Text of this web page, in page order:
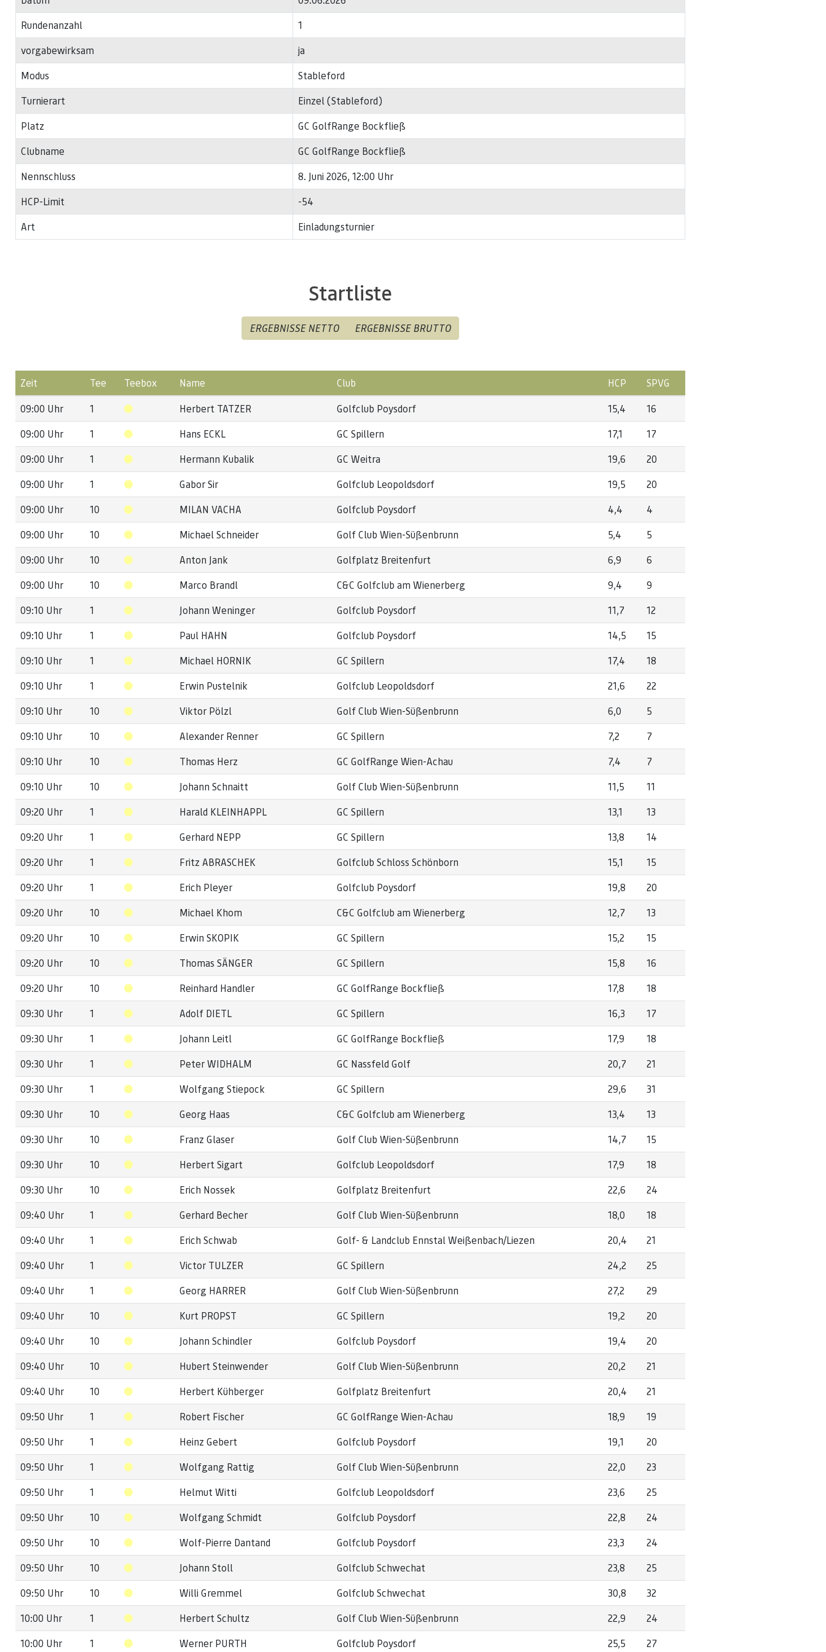
Rundenanzahl
1
vorgabewirksam
ja
Modus
Stableford
Turnierart
Einzel (Stableford)
Platz
GC GolfRange Bockfließ
Clubname
GC GolfRange Bockfließ
Nennschluss
8. Juni 2026, 12:00 Uhr
HCP-Limit
-54
Art
Einladungsturnier
Startliste
ERGEBNISSE NETTO ERGEBNISSE BRUTTO
Zeit Tee Teebox Name Club HCP
SPVG
09:00 Uhr
1 Herbert TATZER Golfclub Poysdorf 15,4
16
09:00 Uhr
1 Hans ECKL GC Spillern 17,1
17
09:00 Uhr
1 Hermann Kubalik GC Weitra 19,6
20
09:00 Uhr
1 Gabor Sir Golfclub Leopoldsdorf 19,5
20
09:00 Uhr
10 MILAN VACHA Golfclub Poysdorf 4,4
4
09:00 Uhr
10 Michael Schneider Golf Club Wien-Süßenbrunn 5,4
5
09:00 Uhr
10 Anton Jank Golfplatz Breitenfurt 6,9
6
09:00 Uhr
10 Marco Brandl C&C Golfclub am Wienerberg 9,4
9
09:10 Uhr
1 Johann Weninger Golfclub Poysdorf 11,7
12
09:10 Uhr
1 Paul HAHN Golfclub Poysdorf 14,5
15
09:10 Uhr
1 Michael HORNIK GC Spillern 17,4
18
09:10 Uhr
1 Erwin Pustelnik Golfclub Leopoldsdorf 21,6
22
09:10 Uhr
10 Viktor Pölzl Golf Club Wien-Süßenbrunn 6,0
5
09:10 Uhr
10 Alexander Renner GC Spillern 7,2
7
09:10 Uhr
10 Thomas Herz GC GolfRange Wien-Achau 7,4
7
09:10 Uhr
10 Johann Schnaitt Golf Club Wien-Süßenbrunn 11,5
11
09:20 Uhr
1 Harald KLEINHAPPL GC Spillern 13,1
13
09:20 Uhr
1 Gerhard NEPP GC Spillern 13,8
14
09:20 Uhr
1 Fritz ABRASCHEK Golfclub Schloss Schönborn 15,1
15
09:20 Uhr
1 Erich Pleyer Golfclub Poysdorf 19,8
20
09:20 Uhr
10 Michael Khom C&C Golfclub am Wienerberg 12,7
13
09:20 Uhr
10 Erwin SKOPIK GC Spillern 15,2
15
09:20 Uhr
10 Thomas SÄNGER GC Spillern 15,8
16
09:20 Uhr
10 Reinhard Handler GC GolfRange Bockfließ 17,8
18
09:30 Uhr
1 Adolf DIETL GC Spillern 16,3
17
09:30 Uhr
1 Johann Leitl GC GolfRange Bockfließ 17,9
18
09:30 Uhr
1 Peter WIDHALM GC Nassfeld Golf 20,7
21
09:30 Uhr
1 Wolfgang Stiepock GC Spillern 29,6
31
09:30 Uhr
10 Georg Haas C&C Golfclub am Wienerberg 13,4
13
09:30 Uhr
10 Franz Glaser Golf Club Wien-Süßenbrunn 14,7
15
09:30 Uhr
10 Herbert Sigart Golfclub Leopoldsdorf 17,9
18
09:30 Uhr
10 Erich Nossek Golfplatz Breitenfurt 22,6
24
09:40 Uhr
1 Gerhard Becher Golf Club Wien-Süßenbrunn 18,0
18
09:40 Uhr
1 Erich Schwab Golf- & Landclub Ennstal Weißenbach/Liezen 20,4
21
09:40 Uhr
1 Victor TULZER GC Spillern 24,2
25
09:40 Uhr
1 Georg HARRER Golf Club Wien-Süßenbrunn 27,2
29
09:40 Uhr
10 Kurt PROPST GC Spillern 19,2
20
09:40 Uhr
10 Johann Schindler Golfclub Poysdorf 19,4
20
09:40 Uhr
10 Hubert Steinwender Golf Club Wien-Süßenbrunn 20,2
21
09:40 Uhr
10 Herbert Kühberger Golfplatz Breitenfurt 20,4
21
09:50 Uhr
1 Robert Fischer GC GolfRange Wien-Achau 18,9
19
09:50 Uhr
1 Heinz Gebert Golfclub Poysdorf 19,1
20
09:50 Uhr
1 Wolfgang Rattig Golf Club Wien-Süßenbrunn 22,0
23
09:50 Uhr
1 Helmut Witti Golfclub Leopoldsdorf 23,6
25
09:50 Uhr
10 Wolfgang Schmidt Golfclub Poysdorf 22,8
24
09:50 Uhr
10 Wolf-Pierre Dantand Golfclub Poysdorf 23,3
24
09:50 Uhr
10 Johann Stoll Golfclub Schwechat 23,8
25
09:50 Uhr
10 Willi Gremmel Golfclub Schwechat 30,8
32
10:00 Uhr
1 Herbert Schultz Golf Club Wien-Süßenbrunn 22,9
24
10:00 Uhr
1 Werner PURTH Golfclub Poysdorf 25,5 27